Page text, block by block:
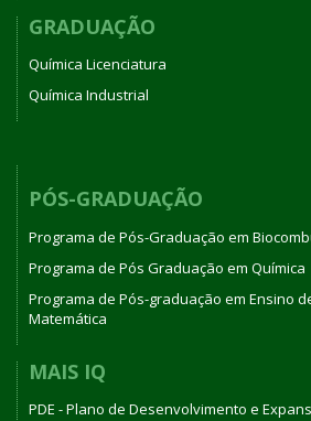
GRADUAÇÃO
Química Licenciatura
Química Industrial
PÓS-GRADUAÇÃO
Programa de Pós-Graduação em
Programa de Pós Graduação em Química
Programa de Pós-graduação em Ensino
Matemática
MAIS IQ
PDE - Plano de Desenvolvimento e